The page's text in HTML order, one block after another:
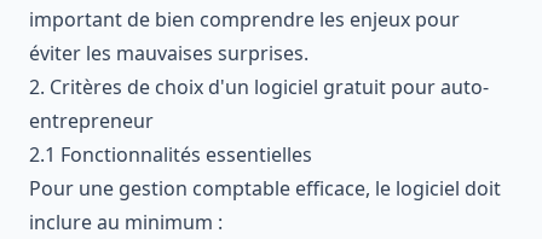
important de bien comprendre les enjeux pour
éviter les mauvaises surprises.
2. Critères de choix d'un logiciel gratuit pour auto-
entrepreneur
2.1 Fonctionnalités essentielles
Pour une gestion comptable efficace, le logiciel doit
inclure au minimum :